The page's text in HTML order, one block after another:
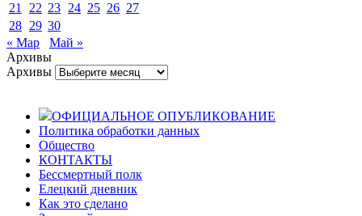
21 22 23 24 25 26 27
28 29 30
« Мар
Май »
Архивы
Архивы
ОФИЦИАЛЬНОЕ ОПУБЛИКОВАНИЕ
Политика обработки данных
Общество
КОНТАКТЫ
Бессмертный полк
Елецкий дневник
Как это сделано